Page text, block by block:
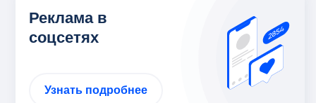
Реклама в
соцсетях
Узнать подробнее